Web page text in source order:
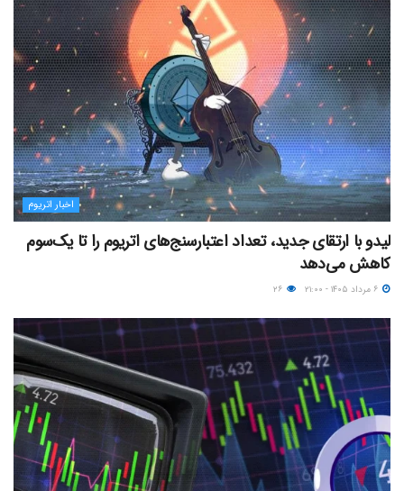
اخبار اتریوم
لیدو با ارتقای جدید، تعداد اعتبارسنج‌های اتریوم را تا یک‌سوم
کاهش می‌دهد